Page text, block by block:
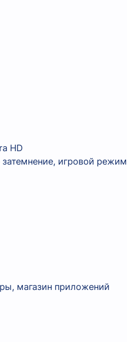
HD
игровой режим
магазин приложений